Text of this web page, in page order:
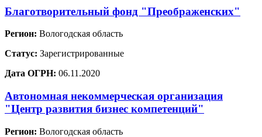
Благотворительный фонд "Преображенских"
Регион: Вологодская область
Статус: Зарегистрированные
Дата ОГРН: 06.11.2020
Автономная некоммерческая организация
"Центр развития бизнес компетенций"
Регион: Вологодская область